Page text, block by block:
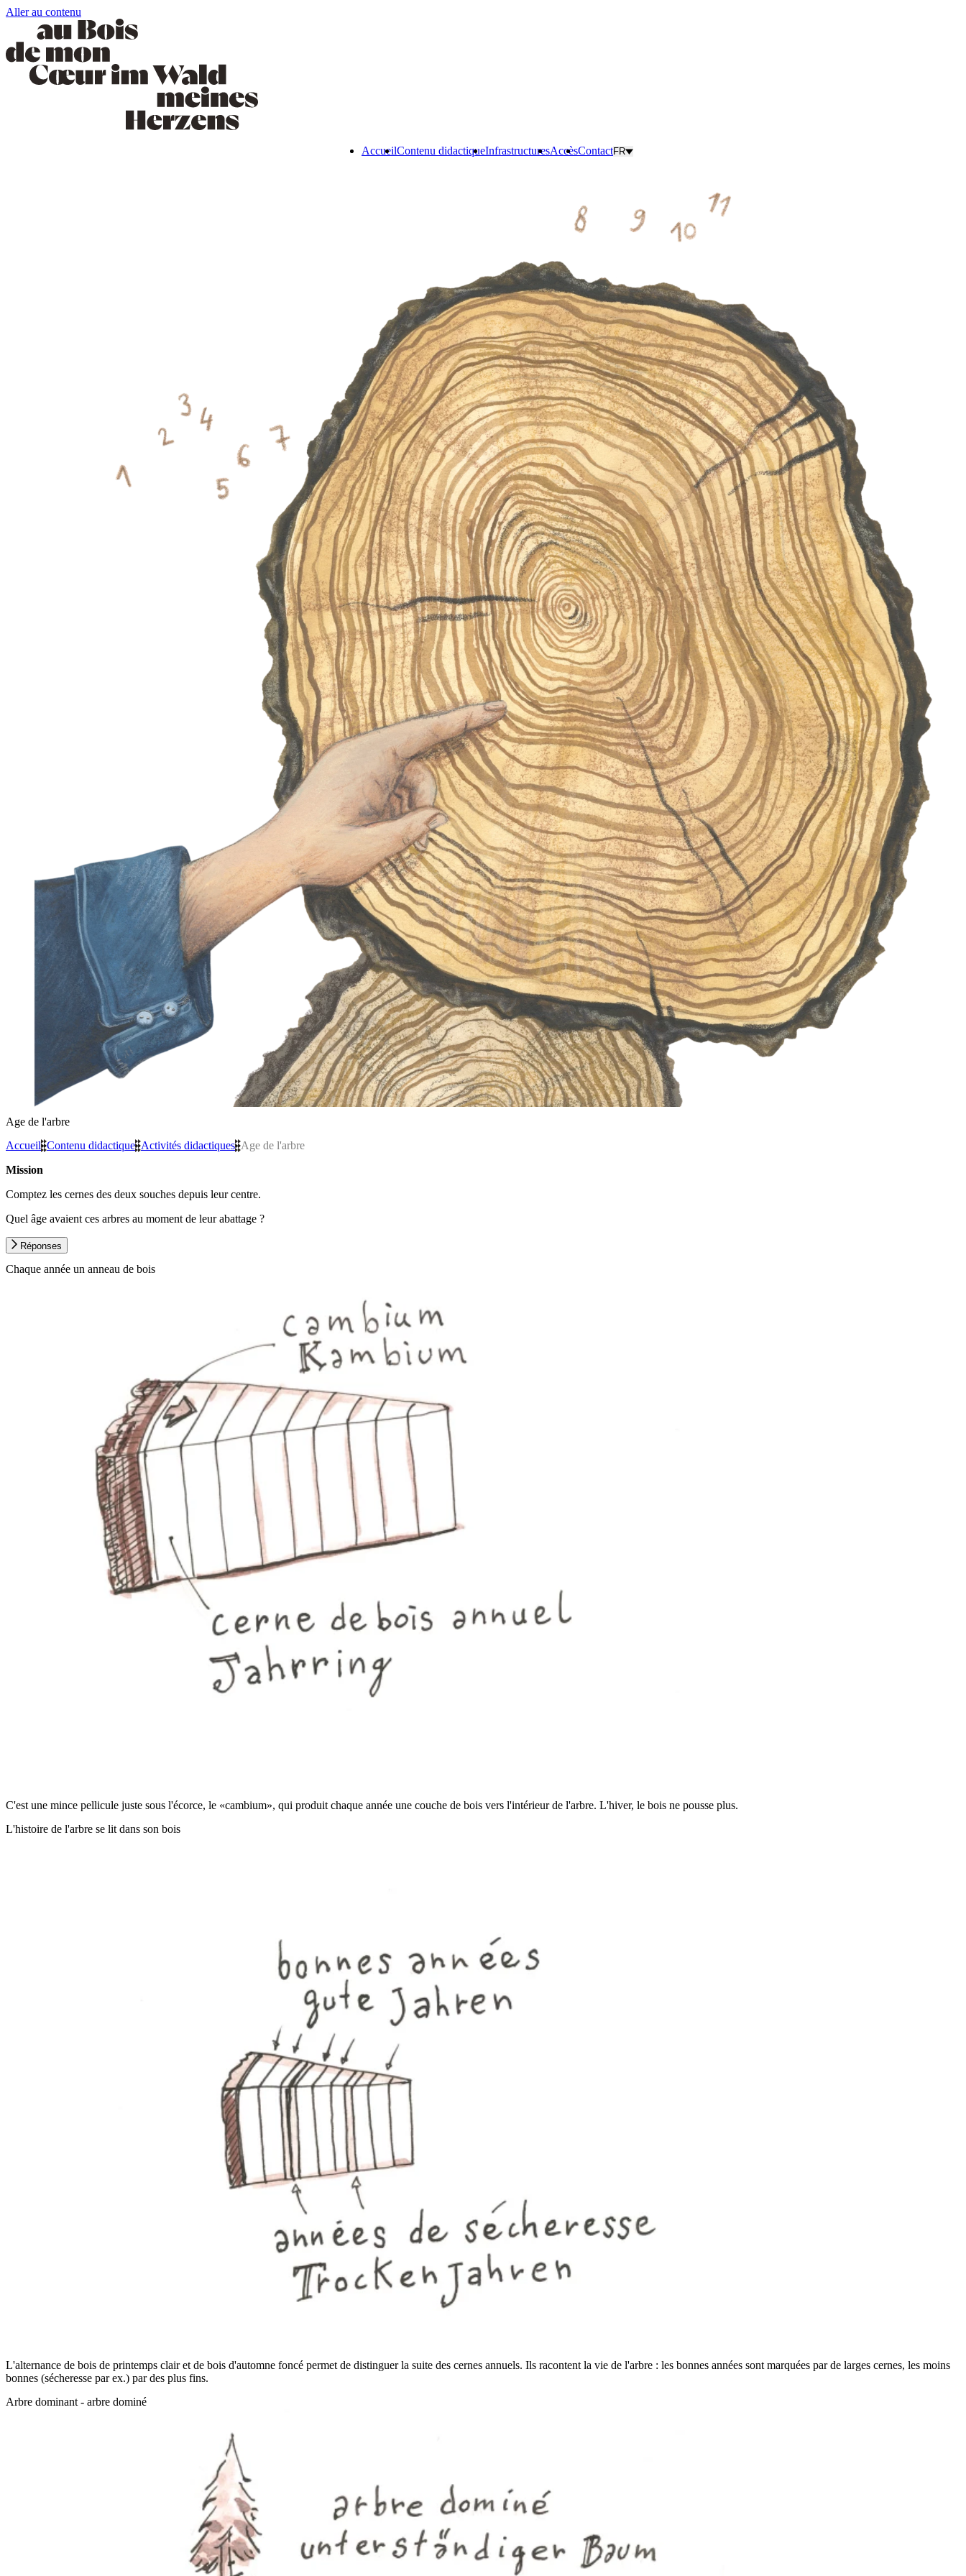
Aller au contenu
AccueilContenu didactiqueInfrastructuresAccèsContactFR
Age de l'arbre
Accueil»Contenu didactique»Activités didactiques»Age de l'arbre
Mission
Comptez les cernes des deux souches depuis leur centre.
Quel âge avaient ces arbres au moment de leur abattage ?
Réponses
Grande souche - L’arbre avait environ 120 ans lors de son abattage.
Un cercle représente l’accroissement annuel en diamètre de l’arbre.
Chaque année un anneau de bois
C'est une mince pellicule juste sous l'écorce, le «cambium», qui produit chaque année une couche de bois vers l'intérieur de l'arbre. L'hiver, le bois ne pousse plus.
L'histoire de l'arbre se lit dans son bois
L'alternance de bois de printemps clair et de bois d'automne foncé permet de distinguer la suite des cernes annuels. Ils racontent la vie de l'arbre : les bonnes années sont marquées par de larges cernes, les moins
bonnes (sécheresse par ex.) par des plus fins.
Arbre dominant - arbre dominé